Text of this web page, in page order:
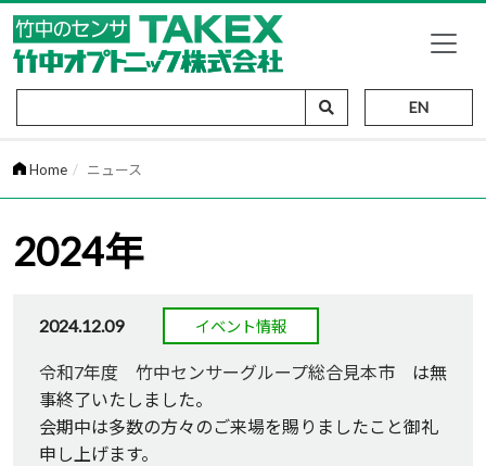
EN
Home ニュース
2024年
2024.12.09 イベント情報
令和7年度 竹中センサーグループ総合見本市 は無
事終了いたしました。
会期中は多数の方々のご来場を賜りましたこと御礼
申し上げます。